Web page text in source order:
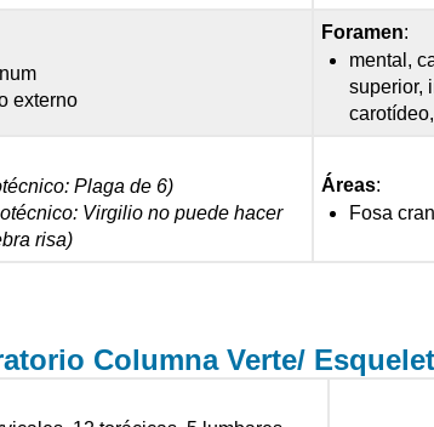
externo
Foramen:
mental,
superior,
Plaga de 6)
Virgilio no puede hacer
risa)
Áreas:
Fosa
Columna Verte/